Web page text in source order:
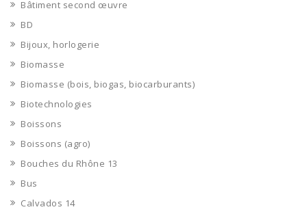
Bâtiment second œuvre
BD
Bijoux, horlogerie
Biomasse
Biomasse (bois, biogas, biocarburants)
Biotechnologies
Boissons
Boissons (agro)
Bouches du Rhône 13
Bus
Calvados 14